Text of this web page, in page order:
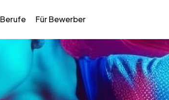
Berufe Für Bewerber